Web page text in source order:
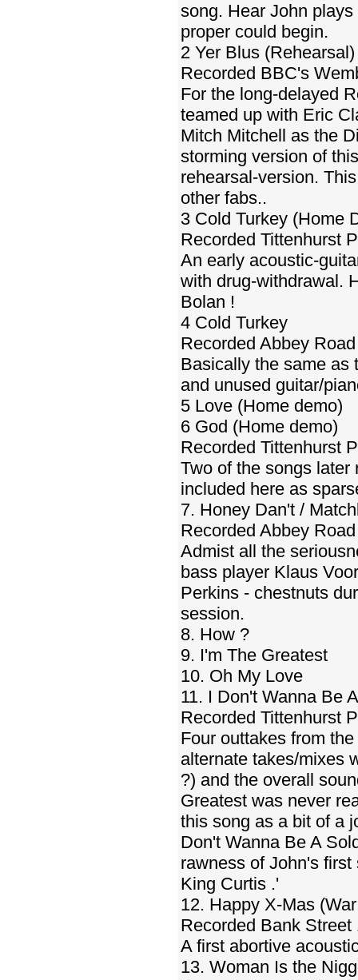
song. Hear John
proper could begin.
2 Yer Blus (Rehearsal)
Recorded BBC's
For the long-delayed
teamed up with Eric
Mitch Mitchell as the
storming version of
rehearsal-version.
other fabs..
3 Cold Turkey (Home
Recorded Tittenhurst
An early acoustic-
with drug-withdrawal.
Bolan !
4 Cold Turkey
Recorded Abbey
Basically the same as
and unused guitar/
5 Love (Home demo)
6 God (Home demo)
Recorded Tittenhurst
Two of the songs
included here as
7. Honey Dan't /
Recorded Abbey
Admist all the
bass player Klaus
Perkins - chestnuts
session.
8. How ?
9. I'm The Greatest
10. Oh My Love
11. I Don't Wanna Be
Recorded Tittenhurst
Four outtakes from
alternate takes/mixes
?) and the overall
Greatest was never
this song as a bit of a
Don't Wanna Be A
rawness of John's
King Curtis .'
12. Happy X-Mas
Recorded Bank
A first abortive
13. Woman Is the